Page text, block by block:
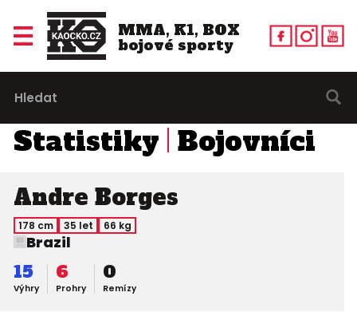
MMA, K1, BOX
bojové sporty
Statistiky Bojovníci
Andre Borges
178 cm 35 let 66 kg
Brazil
Výhry
15
Prohry
6
Remízy
0